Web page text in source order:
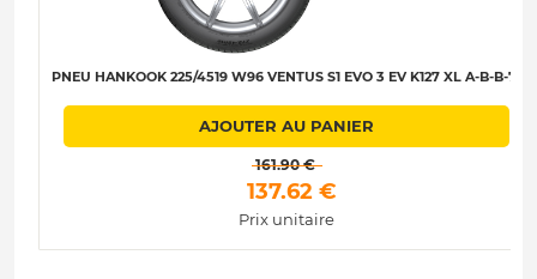
PNEU HANKOOK 225/4519 W96 VENTUS S1 EVO 3 EV K127 XL A-B-B-71
AJOUTER AU PANIER
161.90 €
137.62 €
Prix unitaire